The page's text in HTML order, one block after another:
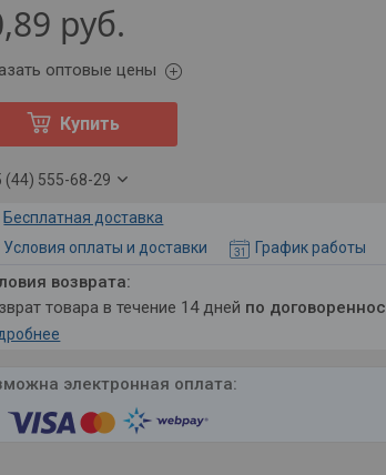
руб.
оптовые цены
Купить
(44) 555-68-29
Бесплатная доставка
Условия оплаты и доставки
График работы
товара в течение 14 дней по